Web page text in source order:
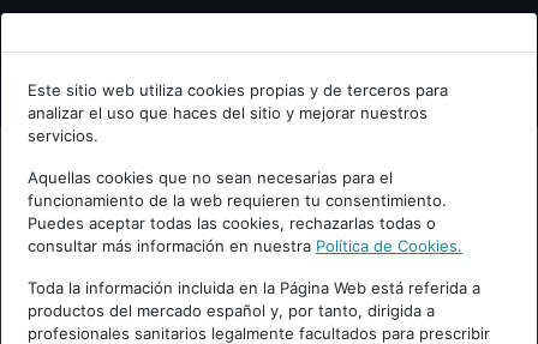
Bienvenid@ a psiquiatria.com
Escribe tu Email
Accede o regístrate con tu email.
Cancelar
Este sitio web utiliza cookies propias y de terceros para
analizar el uso que haces del sitio y mejorar nuestros
servicios.
Aquellas cookies que no sean necesarias para el
funcionamiento de la web requieren tu consentimiento.
Puedes aceptar todas las cookies, rechazarlas todas o
consultar más información en nuestra Política de Cookies.
Toda la información incluida en la Página Web está referida a
productos del mercado español y, por tanto, dirigida a
profesionales sanitarios legalmente facultados para prescribir